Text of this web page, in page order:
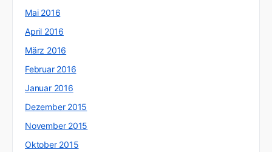
Mai 2016
April 2016
März 2016
Februar 2016
Januar 2016
Dezember 2015
November 2015
Oktober 2015